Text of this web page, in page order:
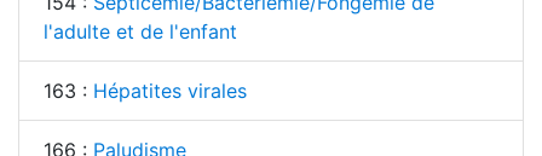
l'adulte et de l'enfant
163 : Hépatites virales
166 : Paludisme